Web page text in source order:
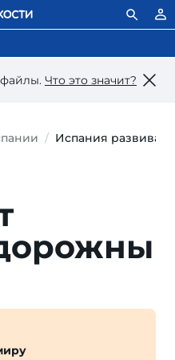
Что это значит?
Испания